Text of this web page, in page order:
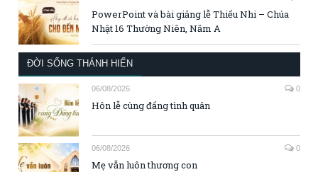
PowerPoint và bài giảng lễ Thiếu Nhi – Chúa
Nhật 16 Thường Niên, Năm A
ĐỜI SỐNG THÁNH HIẾN
06/08/2026 0
Hôn lễ cùng đấng tình quân
06/08/2026 0
Mẹ vẫn luôn thương con